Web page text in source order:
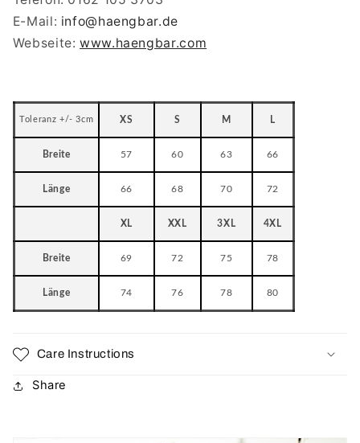
E-Mail: info@haengbar.de
Webseite:www.haengbar.com
Toleranz +/- 3cm XS S M L
Breite 57 60 63 66
Länge 66 68 70 72
XL XXL 3XL 4XL
Breite 69 72 75 78
Länge 74 76 78 80
Care Instructions
Share